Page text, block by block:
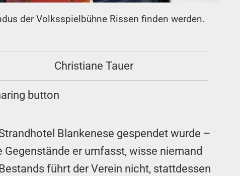
der Volksspielbühne Rissen finden werden.
Christiane Tauer
Blankenese gespendet wurde –
er umfasst, wisse niemand
führt der Verein nicht, stattdessen